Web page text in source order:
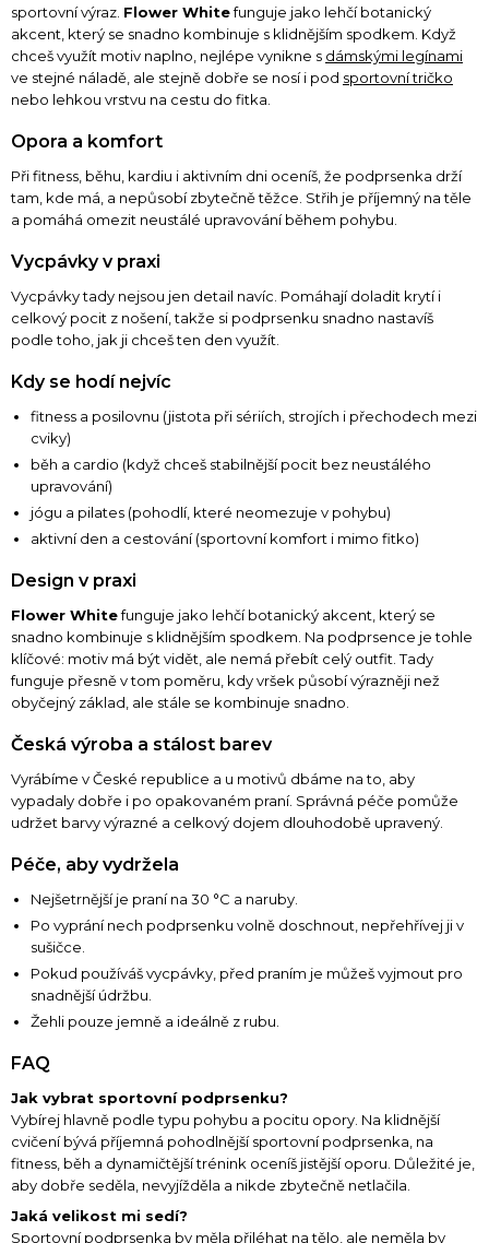
sportovní výraz. Flower Whitefunguje jako lehčí botanický
akcent, který se snadno kombinuje s klidnějším spodkem. Když
chceš využít motiv naplno, nejlépe vynikne s dámskými legínami
ve stejné náladě, ale stejně dobře se nosí i pod sportovní tričko
nebo lehkou vrstvu na cestu do fitka.
Opora a komfort
Při fitness, běhu, kardiu i aktivním dni oceníš, že podprsenka drží
tam, kde má, a nepůsobí zbytečně těžce. Střih je příjemný na těle
a pomáhá omezit neustálé upravování během pohybu.
Vycpávky v praxi
Vycpávky tady nejsou jen detail navíc. Pomáhají doladit krytí i
celkový pocit z nošení, takže si podprsenku snadno nastavíš
podle toho, jak ji chceš ten den využít.
Kdy se hodí nejvíc
fitness a posilovnu (jistota při sériích, strojích i přechodech mezi
cviky)
běh a cardio (když chceš stabilnější pocit bez neustálého
upravování)
jógu a pilates (pohodlí, které neomezuje v pohybu)
aktivní den a cestování (sportovní komfort i mimo fitko)
Design v praxi
Flower Whitefunguje jako lehčí botanický akcent, který se
snadno kombinuje s klidnějším spodkem. Na podprsence je tohle
klíčové: motiv má být vidět, ale nemá přebít celý outfit. Tady
funguje přesně v tom poměru, kdy vršek působí výrazněji než
obyčejný základ, ale stále se kombinuje snadno.
Česká výroba a stálost barev
Vyrábíme v České republice a u motivů dbáme na to, aby
vypadaly dobře i po opakovaném praní. Správná péče pomůže
udržet barvy výrazné a celkový dojem dlouhodobě upravený.
Péče, aby vydržela
Nejšetrnější je praní na 30 °C a naruby.
Po vyprání nech podprsenku volně doschnout, nepřehřívej ji v
sušičce.
Pokud používáš vycpávky, před praním je můžeš vyjmout pro
snadnější údržbu.
Žehli pouze jemně a ideálně z rubu.
FAQ
Jak vybrat sportovní podprsenku?
Vybírej hlavně podle typu pohybu a pocitu opory. Na klidnější
cvičení bývá příjemná pohodlnější sportovní podprsenka, na
fitness, běh a dynamičtější trénink oceníš jistější oporu. Důležité je,
aby dobře seděla, nevyjížděla a nikde zbytečně netlačila.
Jaká velikost mi sedí?
Sportovní podprsenka by měla přiléhat na tělo, ale neměla by